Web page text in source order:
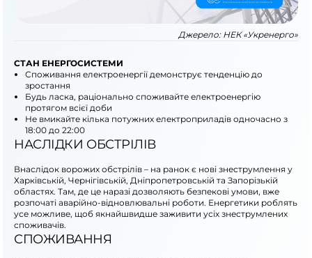
Джерело: НЕК «Укренерго»
СТАН ЕНЕРГОСИСТЕМИ
Споживання електроенергії демонструє тенденцію до
зростання
Будь ласка, раціонально споживайте електроенергію
протягом всієї доби
Не вмикайте кілька потужних електроприладів одночасно з
18:00 до 22:00
НАСЛІДКИ ОБСТРІЛІВ
Внаслідок ворожих обстрілів – на ранок є нові знеструмлення у
Харківській, Чернігівській, Дніпропетровській та Запорізькій
областях. Там, де це наразі дозволяють безпекові умови, вже
розпочаті аварійно-відновлювальні роботи. Енергетики роблять
усе можливе, щоб якнайшвидше заживити усіх знеструмлених
споживачів.
СПОЖИВАННЯ